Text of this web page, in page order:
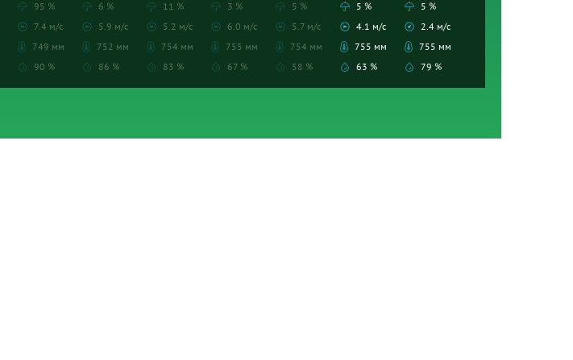
95 %
7.4 м/с
749 мм
90 %
6 %
5.9 м/с
752 мм
86 %
11 %
5.2 м/с
754 мм
83 %
3 %
6.0 м/с
755 мм
67 %
5 %
5.7 м/с
754 мм
58 %
5 %
4.1 м/с
755 мм
63 %
5 %
2.4 м/с
755 мм
79 %